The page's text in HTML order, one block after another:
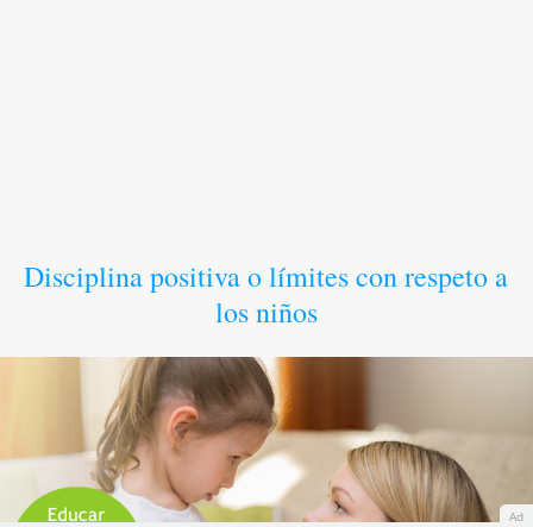
Disciplina positiva o límites con respeto a
los niños
Ad